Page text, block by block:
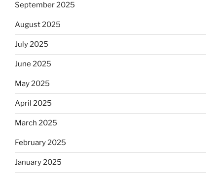
September 2025
August 2025
July 2025
June 2025
May 2025
April 2025
March 2025
February 2025
January 2025